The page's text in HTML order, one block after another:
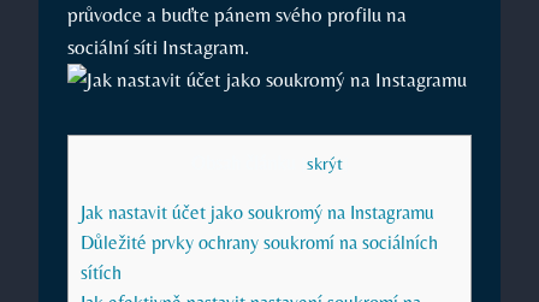
průvodce a buďte pánem svého profilu na
sociální síti Instagram.
skrýt]
Jak nastavit účet jako soukromý na Instagramu
Důležité prvky ochrany soukromí na sociálních
sítích